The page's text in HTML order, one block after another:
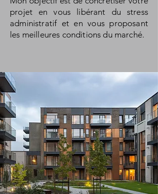
projet en vous libérant du stress
administratif et en vous proposant
les meilleures conditions du marché.